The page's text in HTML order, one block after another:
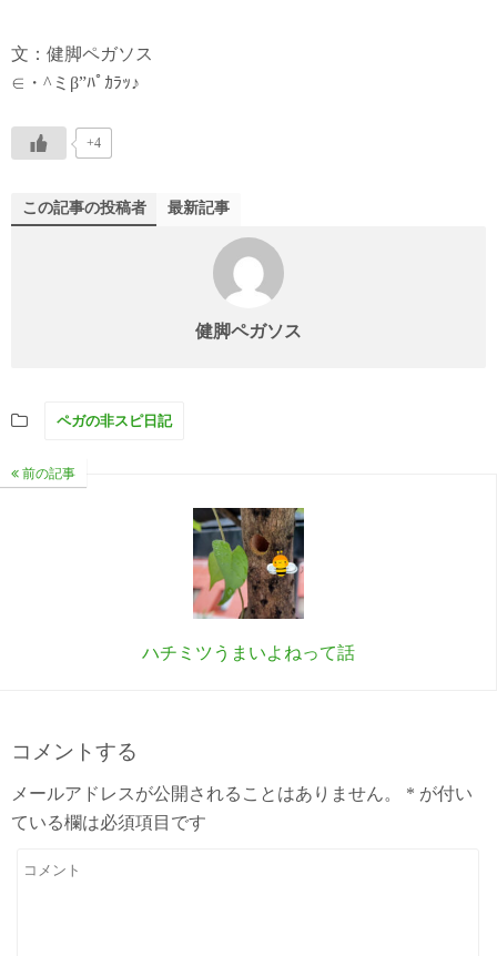
文：健脚ペガソス
∈・^ミβ”ﾊﾟｶﾗｯ♪
+4
この記事の投稿者 最新記事
健脚ペガソス
ペガの非スピ日記
前の記事
ハチミツうまいよねって話
コメントする
メールアドレスが公開されることはありません。 * が付い
ている欄は必須項目です